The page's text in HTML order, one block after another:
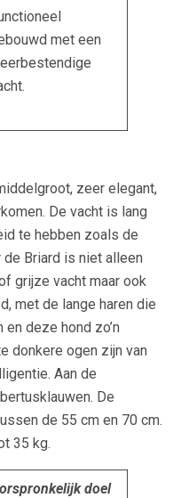
met een
zeer elegant,
De vacht is lang
te hebben zoals de
de Briard is niet alleen
grijze vacht maar ook
met de lange haren die
deze hond zo’n
donkere ogen zijn van
Aan de
De
de 55 cm en 70 cm.
35 kg.
doel